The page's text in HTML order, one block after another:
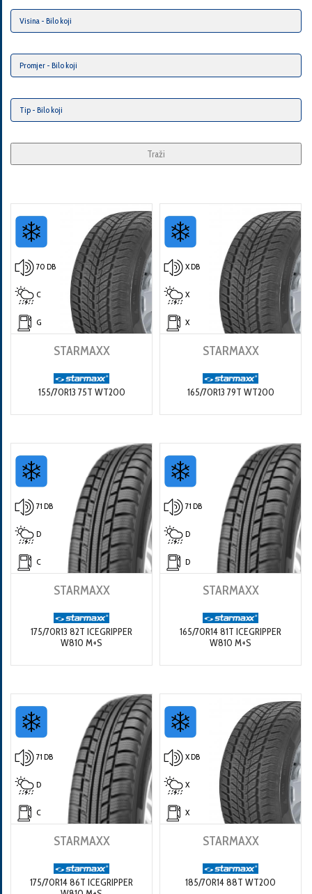
Traži
70 DB
C
G
STARMAXX
155/70R13 75T WT200
X DB
X
X
STARMAXX
165/70R13 79T WT200
71 DB
D
C
STARMAXX
175/70R13 82T ICEGRIPPER
W810 M+S
71 DB
D
D
STARMAXX
165/70R14 81T ICEGRIPPER
W810 M+S
71 DB
D
C
STARMAXX
175/70R14 86T ICEGRIPPER
X DB
X
X
STARMAXX
185/70R14 88T WT200